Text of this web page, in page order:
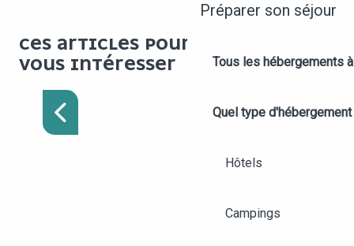
Préparer son séjour
Tous les hébergements
Quel type d'hébergement
Hôtels
Campings
CES ARTICLES POURRAIENT AUSSI
VOUS INTÉRESSER
VISITER LA VILLE
D’ANGERS EN 1 JOURNÉE